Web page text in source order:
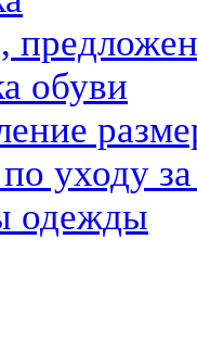
обуви
уходу
одежды